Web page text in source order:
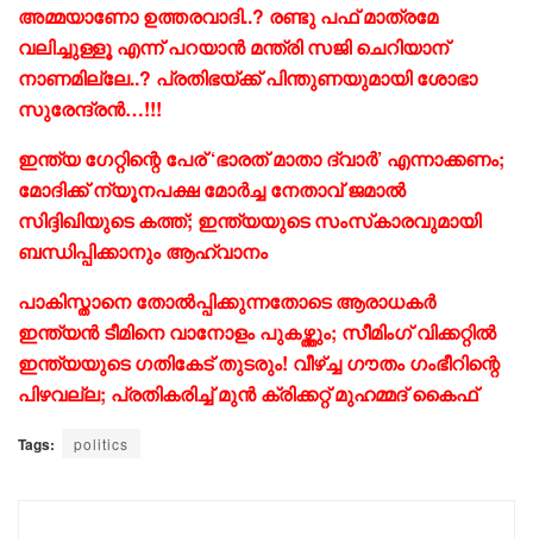
അമ്മയാണോ ഉത്തരവാദി..? രണ്ടു പഫ് മാത്രമേ
വലിച്ചുള്ളൂ എന്ന് പറയാൻ മന്ത്രി സജി ചെറിയാന്
നാണമില്ലേ..? പ്രതിഭയ്ക്ക് പിന്തുണയുമായി ശോഭാ
സുരേന്ദ്രൻ…!!!
ഇന്ത്യ ഗേറ്റിന്റെ പേര് ‘ഭാരത് മാതാ ദ്വാര്‍’ എന്നാക്കണം;
മോദിക്ക് ന്യൂനപക്ഷ മോര്‍ച്ച നേതാവ് ജമാല്‍
സിദ്ദിഖിയുടെ കത്ത്; ഇന്ത്യയുടെ സംസ്‌കാരവുമായി
ബന്ധിപ്പിക്കാനും ആഹ്വാനം
പാകിസ്താനെ തോല്‍പ്പിക്കുന്നതോടെ ആരാധകര്‍
ഇന്ത്യന്‍ ടീമിനെ വാനോളം പുകഴ്ത്തും; സീമിംഗ് വിക്കറ്റില്‍
ഇന്ത്യയുടെ ഗതികേട് തുടരും! വീഴ്ച്ച ഗൗതം ഗംഭീറിന്റെ
പിഴവല്ല; പ്രതികരിച്ച് മുന്‍ ക്രിക്കറ്റ് മുഹമ്മദ് കൈഫ്
Tags: politics